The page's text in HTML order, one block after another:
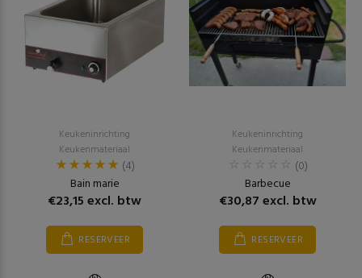
Keukeninrichting
Keukenmateriaal
(4)
Bain marie
€23,15 excl. btw
RESERVEER
Keukeninrichting
Keukenmateriaal
(0)
Barbecue
€30,87 excl. btw
RESERVEER